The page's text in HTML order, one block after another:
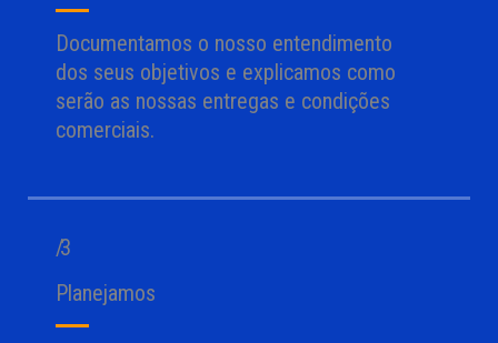
Documentamos o nosso entendimento
dos seus objetivos e explicamos como
serão as nossas entregas e condições
comerciais.
/ 3
Planejamos